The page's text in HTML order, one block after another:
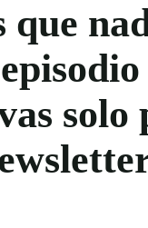
solo